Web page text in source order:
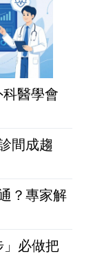
科醫學會
間成趨
？專家解
」必做把